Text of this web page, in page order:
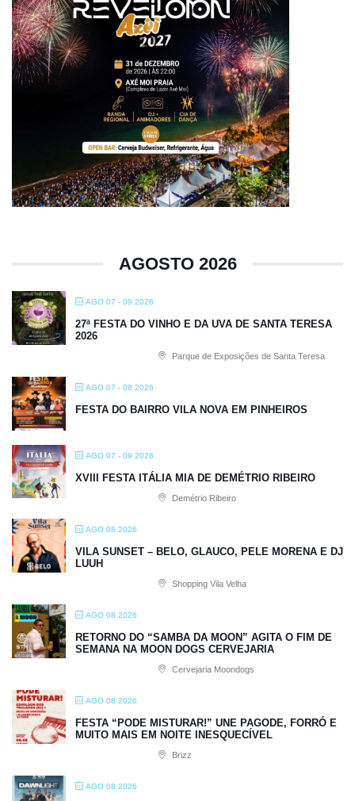
AGOSTO 2026
AGO 07 - 09 2026
27ª FESTA DO VINHO E DA UVA DE SANTA TERESA
2026
Parque de Exposições de Santa Teresa
AGO 07 - 08 2026
FESTA DO BAIRRO VILA NOVA EM PINHEIROS
AGO 07 - 09 2026
XVIII FESTA ITÁLIA MIA DE DEMÉTRIO RIBEIRO
Demétrio Ribeiro
AGO 08 2026
VILA SUNSET – BELO, GLAUCO, PELE MORENA E DJ
LUUH
Shopping Vila Velha
AGO 08 2026
RETORNO DO “SAMBA DA MOON” AGITA O FIM DE
SEMANA NA MOON DOGS CERVEJARIA
Cervejaria Moondogs
AGO 08 2026
FESTA “PODE MISTURAR!” UNE PAGODE, FORRÓ E
MUITO MAIS EM NOITE INESQUECÍVEL
Brizz
AGO 08 2026